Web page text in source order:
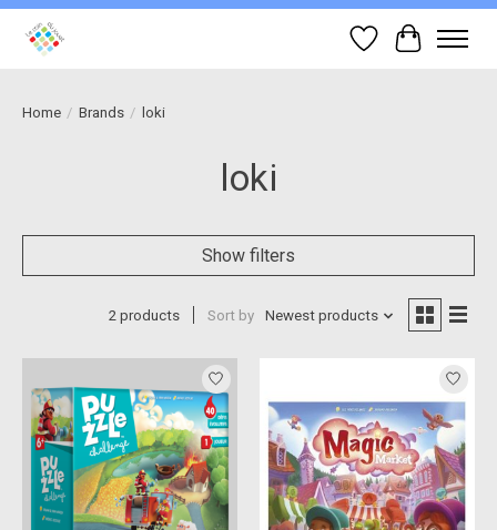
Wish List
Cart
Home / Brands / loki
loki
Show filters
2 products Sort by Newest products